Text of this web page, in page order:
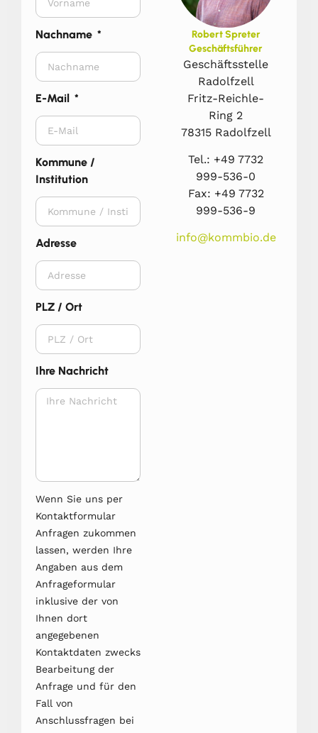
Nachname
E-Mail
Kommune /
Institution
Adresse
PLZ / Ort
Ihre Nachricht
Wenn Sie uns per
Kontaktformular
Anfragen zukommen
lassen, werden Ihre
Angaben aus dem
Anfrageformular
inklusive der von
Ihnen dort
angegebenen
Kontaktdaten zwecks
Bearbeitung der
Anfrage und für den
Fall von
Anschlussfragen bei
Robert Spreter
Geschäftsführer
Geschäftsstelle
Radolfzell
Fritz-Reichle-
Ring 2
78315 Radolfzell
Tel.: +49 7732
999-536-0
Fax: +49 7732
999-536-9
info@kommbio.de